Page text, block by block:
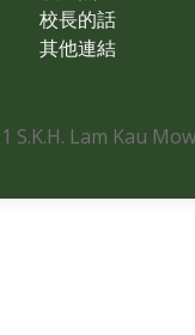
校長的話
其他連結
Lam Kau